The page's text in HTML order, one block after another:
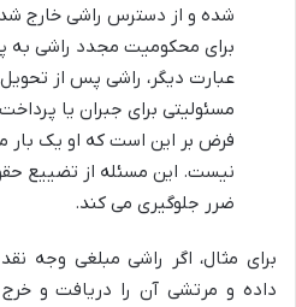
شده و از دسترس راشی خارج
برای محکومیت مجدد راشی به
عبارت دیگر، راشی پس از
مسئولیتی برای جبران یا
فرض بر این است که او یک بار
نیست. این مسئله از تضییع
ضرر جلوگیری می کند.
برای مثال، اگر راشی مبلغی وجه
داده و مرتشی آن را دریافت و خرج